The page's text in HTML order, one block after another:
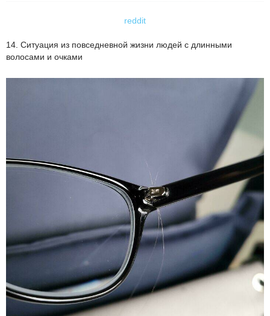
reddit
14. Ситуация из повседневной жизни людей с длинными
волосами и очками